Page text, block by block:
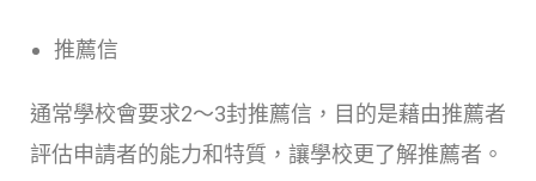
推薦信
通常學校會要求2～3封推薦信，目的是藉由推薦者
評估申請者的能力和特質，讓學校更了解推薦者。